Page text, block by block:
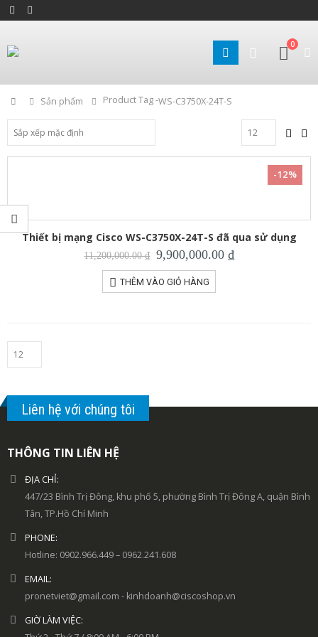
0
Home
Sản phẩm Product Tag -WS-C3750X-24T-S
-12%
Thiết bị mạng Cisco WS-C3750X-24T-S đã qua sử dụng
11,200,000.00₫ Giá
là:
11,200,000.00 ₫.
9,900,000.00 ₫Giá
THÊM VÀO GIỎ HÀNG
Liên hệ với chúng tôi
THÔNG TIN LIÊN HỆ
ĐỊA CHỈ:
447/23 Bình Trị Đông, khu phố 5, phường Bình Trị Đông A, quận Bình
Tân, TP.Hồ Chí Minh
PHONE:
Hotline: 0902.966.449 – 0962.241.608
EMAIL:
pronetviet@gmail.com - kinhdoanh@ciscoshop.vn
GIỜ LÀM VIỆC: